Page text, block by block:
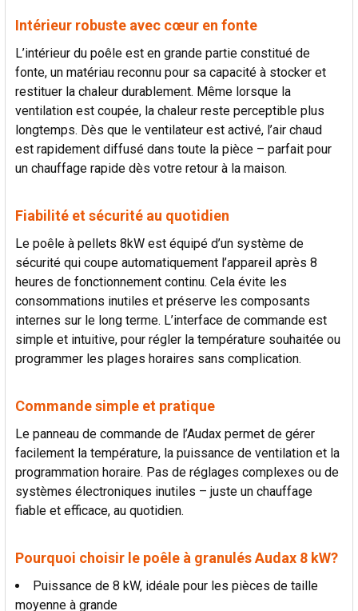
Intérieur robuste avec cœur en fonte
L’intérieur du poêle est en grande partie constitué de
fonte, un matériau reconnu pour sa capacité à stocker et
restituer la chaleur durablement. Même lorsque la
ventilation est coupée, la chaleur reste perceptible plus
longtemps. Dès que le ventilateur est activé, l’air chaud
est rapidement diffusé dans toute la pièce – parfait pour
un chauffage rapide dès votre retour à la maison.
Fiabilité et sécurité au quotidien
Le poêle à pellets 8kW est équipé d’un système de
sécurité qui coupe automatiquement l’appareil après 8
heures de fonctionnement continu. Cela évite les
consommations inutiles et préserve les composants
internes sur le long terme. L’interface de commande est
simple et intuitive, pour régler la température souhaitée ou
programmer les plages horaires sans complication.
Commande simple et pratique
Le panneau de commande de l’Audax permet de gérer
facilement la température, la puissance de ventilation et la
programmation horaire. Pas de réglages complexes ou de
systèmes électroniques inutiles – juste un chauffage
fiable et efficace, au quotidien.
Pourquoi choisir le poêle à granulés Audax 8 kW?
Puissance de 8 kW, idéale pour les pièces de taille
moyenne à grande